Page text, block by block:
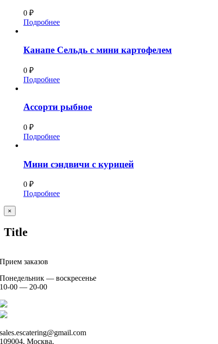
0 ₽
Подробнее
Канапе Сельдь с мини картофелем
0 ₽
Подробнее
Ассорти рыбное
0 ₽
Подробнее
Мини сэндвичи с курицей
0 ₽
Подробнее
Close
product
×
Title
Прием заказов
Понедельник — воскресенье
10-00 — 20-00
sales.escatering@gmail.com
109004, Москва,